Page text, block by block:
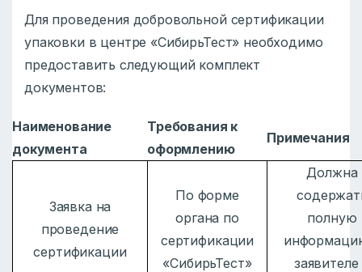
Для проведения добровольной сертификации
упаковки в центре «СибирьТест» необходимо
предоставить следующий комплект
документов:
Наименование
документа
Требования к
оформлению
Примечания
Заявка на
проведение
сертификации
По форме
органа по
сертификации
«СибирьТест»
Должна
полную